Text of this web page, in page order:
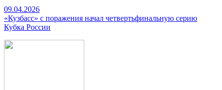
09.04.2026
«Кузбасс» с поражения начал четвертьфинальную серию
Кубка России